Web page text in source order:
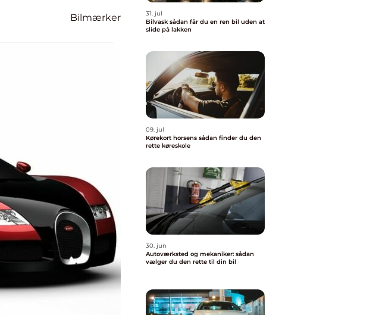
Bilmærker
31. jul
Bilvask sådan får du en ren bil uden at
slide på lakken
09. jul
Kørekort horsens sådan finder du den
rette køreskole
30. jun
Autoværksted og mekaniker: sådan
vælger du den rette til din bil